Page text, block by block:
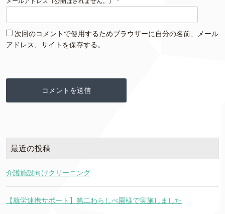
次回のコメントで使用するためブラウザーに自分の名前、メール
アドレス、サイトを保存する。
最近の投稿
介護施設向けクリーニング
【就労連携サポート】第二わらしべ園様で実施しました